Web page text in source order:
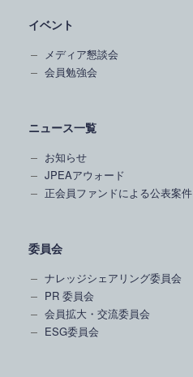
イベント
メディア懇談会
会員勉強会
ニュース一覧
お知らせ
JPEAアウォード
正会員ファンドによる公表案件
委員会
ナレッジシェアリング委員会
PR 委員会
会員拡大・交流委員会
ESG委員会